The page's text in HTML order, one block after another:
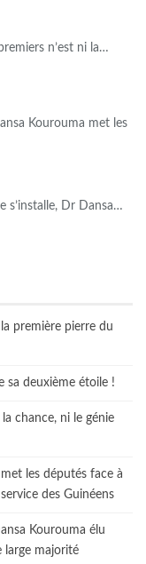
n’est ni la…
Kourouma met les
s’installe, Dr Dansa…
première pierre du
sa deuxième étoile !
la chance, ni le génie
les députés face à
des Guinéens
Kourouma élu
large majorité